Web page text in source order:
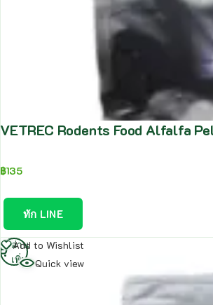
VETREC Rodents Food Alfalfa
฿135
ทัก LINE
Add to Wishlist
Quick view
อ่าน
เพิ่ม